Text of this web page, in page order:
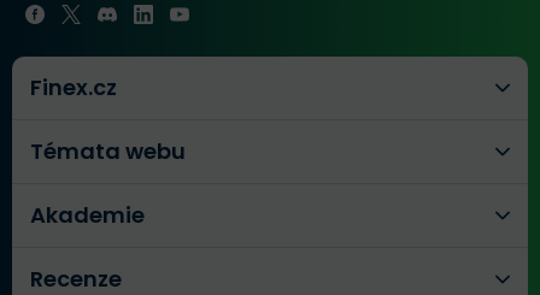
Finex.cz
Témata webu
Akademie
Recenze